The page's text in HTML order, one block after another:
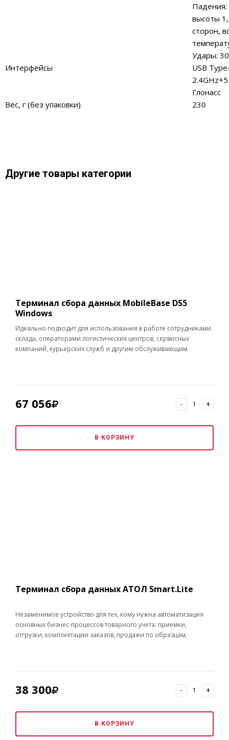
Падения
высоты
сторон,
Удары:
Интерфейсы
USB
Глонасс
Вес, г (без упаковки)
230
Другие товары категории
Терминал сбора данных MobileBase DS5
Windows
Идеально подходит для использования в работе сотрудниками
склада, операторами логистических центров, сервисных
компаний, курьерских служб и другим обслуживающим
67 056 - +
В КОРЗИНУ
Терминал сбора данных АТОЛ Smart.Lite
Незаменимое устройство для тех, кому нужна автоматизация
основных бизнес-процессов товарного учета: приемки,
отгрузки, комплектации заказов, продажи по образцам,
38 300 - +
В КОРЗИНУ